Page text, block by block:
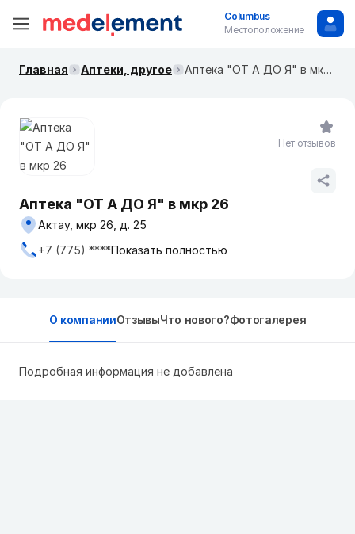
Columbus
Местоположение
Главная Аптеки, другое Аптека "ОТ А ДО Я" в мкр 26
Аптека "ОТ А ДО Я" в мкр 26
Актау, мкр 26, д. 25
+7 (775) ****Показать полностью
Нет отзывов
О компанииОтзывыЧто нового?Фотогалерея
Подробная информация не добавлена